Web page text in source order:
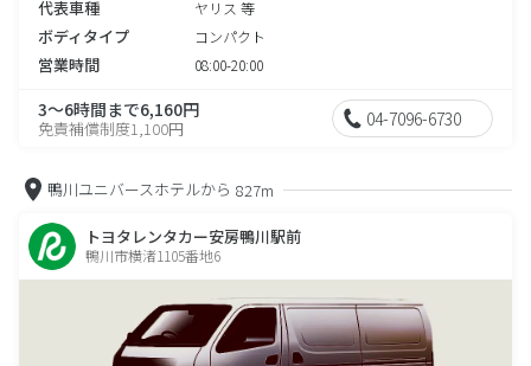
代表車種 ヤリス 等
ボディタイプ コンパクト
営業時間 08:00-20:00
3～6時間まで6,160円
免責補償制度1,100円 04-7096-6730
鴨川ユニバースホテルから 827m
トヨタレンタカー安房鴨川駅前
鴨川市横渚1105番地6